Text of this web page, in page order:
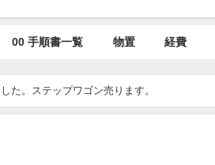
00 手順書一覧 物置 経費
た。ステップワゴン売ります。